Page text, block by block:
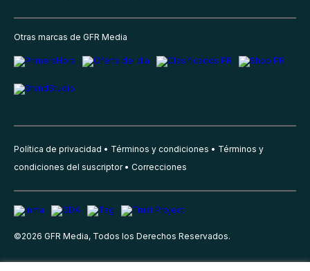
Otras marcas de GFR Media
Política de privacidad Términos y condiciones
Términos y
condiciones del suscriptor
Correcciones
©2026 GFR Media, Todos los Derechos Reservados.